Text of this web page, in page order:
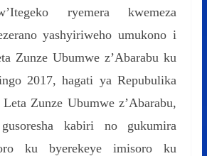
ryemera kwemeza
yashyiriweho umukono i
Zunze Ubumwe z’Abarabu ku
2017, hagati ya Repubulika
Zunze Ubumwe z’Abarabu,
kabiri no gukumira
ku byerekeye imisoro ku